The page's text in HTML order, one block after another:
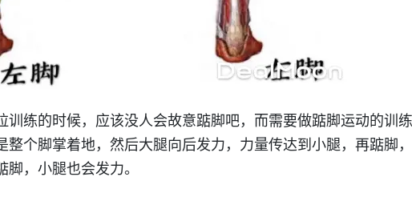
训练的时候，应该没人会故意踮脚吧，而需要做踮脚运动的训
整个脚掌着地，然后大腿向后发力，力量传达到小腿，再踮脚
，小腿也会发力。